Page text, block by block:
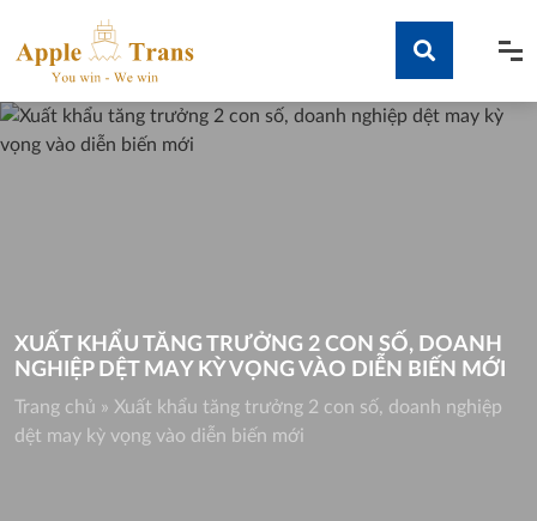
content
Tìm kiếm
XUẤT KHẨU TĂNG TRƯỞNG 2 CON SỐ, DOANH
NGHIỆP DỆT MAY KỲ VỌNG VÀO DIỄN BIẾN MỚI
Trang chủ » Xuất khẩu tăng trưởng 2 con số, doanh nghiệp
dệt may kỳ vọng vào diễn biến mới